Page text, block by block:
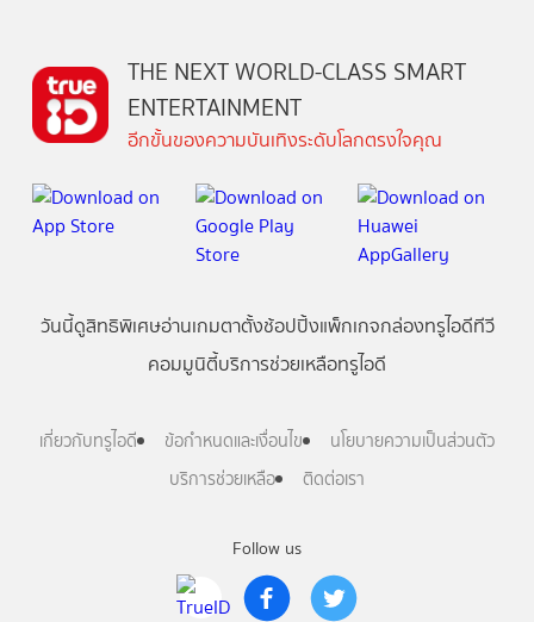
Follow us
THE NEXT WORLD-CLASS SMART
ENTERTAINMENT
อีกขั้นของความบันเทิงระดับโลกตรงใจคุณ
วันนี้ดูสิทธิพิเศษอ่านเกมตาตั้งช้อปปิ้งแพ็กเกจกล่องทรูไอดีทีวี
คอมมูนิตี้บริการช่วยเหลือทรูไอดี
เกี่ยวกับทรูไอดี ข้อกำหนดและเงื่อนไข
นโยบายความเป็นส่วนตัว
บริการช่วยเหลือ
ติดต่อเรา